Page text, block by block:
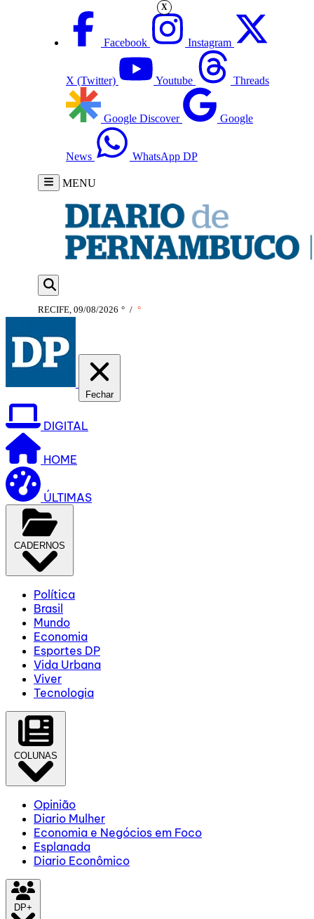
Facebook Instagram
X (Twitter) Youtube Threads
Google Discover Google
News WhatsApp DP
MENU
RECIFE, 09/08/2026 ° / °
Fechar
DIGITAL
HOME
ÚLTIMAS
CADERNOS
Política
Brasil
Mundo
Economia
Esportes DP
Vida Urbana
Viver
Tecnologia
COLUNAS
Opinião
Diario Mulher
Economia e Negócios em Foco
Esplanada
Diario Econômico
DP+
X